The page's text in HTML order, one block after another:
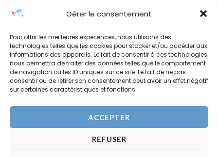
Gérer le consentement
Pour offrir les meilleures expériences, nous utilisons des
technologies telles que les cookies pour stocker et/ou accéder aux
informations des appareils. Le fait de consentir à ces technologies
nous permettra de traiter des données telles que le comportement
de navigation ou les ID uniques sur ce site. Le fait de ne pas
consentir ou de retirer son consentement peut avoir un effet négatif
sur certaines caractéristiques et fonctions.
ACCEPTER
REFUSER
Menu F
c
e
b
o
o
k
e
d
i
s
t
a
g
r
m
Adresse :
17 RUE PAUL BERT,
ETIENNE-DU-ROUVRAY